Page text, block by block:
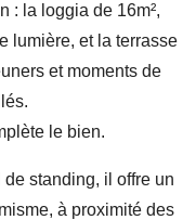
: la loggia de 16m²,
lumière, et la terrasse
et moments de
le bien.
standing, il offre un
à proximité des